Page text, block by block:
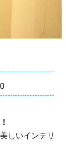
しいインテリ